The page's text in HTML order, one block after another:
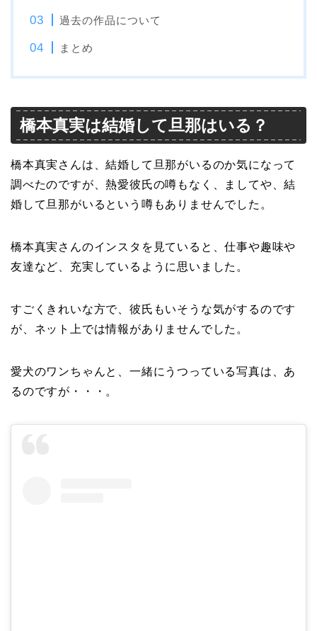
過去の作品について
まとめ
橋本真実は結婚して旦那はいる？
橋本真実さんは、結婚して旦那がいるのか気になって
調べたのですが、熱愛彼氏の噂もなく、ましてや、結
婚して旦那がいるという噂もありませんでした。
橋本真実さんのインスタを見ていると、仕事や趣味や
友達など、充実しているように思いました。
すごくきれいな方で、彼氏もいそうな気がするのです
が、ネット上では情報がありませんでした。
愛犬のワンちゃんと、一緒にうつっている写真は、あ
るのですが・・・。